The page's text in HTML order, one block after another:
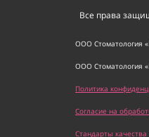
Все права
ООО Стоматология
ООО Стоматология
Политика
Согласие на
Стандарты